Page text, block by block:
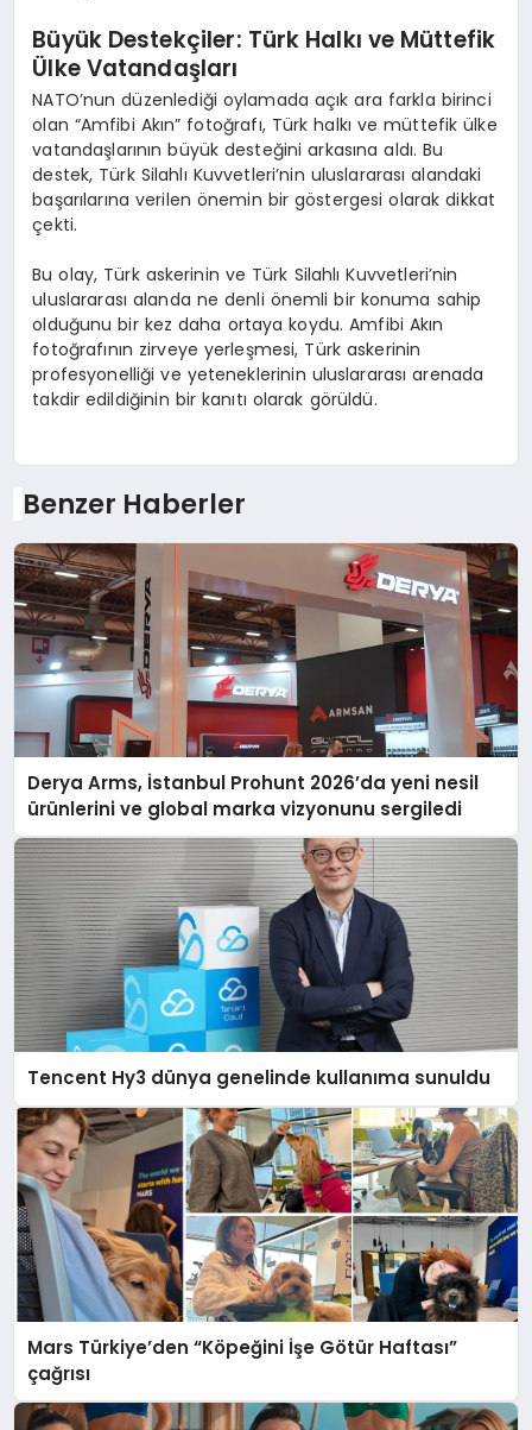
Büyük Destekçiler: Türk Halkı ve Müttefik
Ülke Vatandaşları
NATO’nun düzenlediği oylamada açık ara farkla birinci
olan “Amfibi Akın” fotoğrafı, Türk halkı ve müttefik ülke
vatandaşlarının büyük desteğini arkasına aldı. Bu
destek, Türk Silahlı Kuvvetleri’nin uluslararası alandaki
başarılarına verilen önemin bir göstergesi olarak dikkat
çekti.
Bu olay, Türk askerinin ve Türk Silahlı Kuvvetleri’nin
uluslararası alanda ne denli önemli bir konuma sahip
olduğunu bir kez daha ortaya koydu. Amfibi Akın
fotoğrafının zirveye yerleşmesi, Türk askerinin
profesyonelliği ve yeteneklerinin uluslararası arenada
takdir edildiğinin bir kanıtı olarak görüldü.
Benzer Haberler
Derya Arms, İstanbul Prohunt 2026’da yeni nesil
ürünlerini ve global marka vizyonunu sergiledi
Tencent Hy3 dünya genelinde kullanıma sunuldu
Mars Türkiye’den “Köpeğini İşe Götür Haftası”
çağrısı